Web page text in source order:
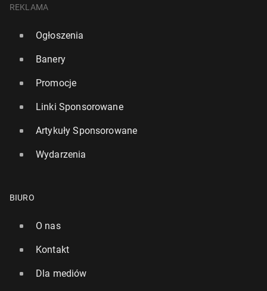
REKLAMA
Ogłoszenia
Banery
Promocje
Linki Sponsorowane
Artykuły Sponsorowane
Wydarzenia
BIURO
O nas
Kontakt
Dla mediów